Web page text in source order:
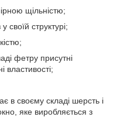
щільністю;
своїй структурі;
фетру присутні
властивості;
в своєму складі шерсть і
яке виробляється з